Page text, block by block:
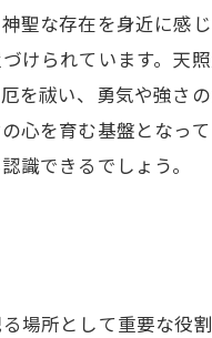
聖な存在を身近に感
けられています。天
を祓い、勇気や強さ
心を育む基盤となっ
識できるでしょう。
所として重要な役